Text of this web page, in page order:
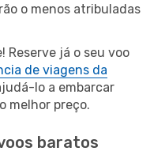
o menos atribuladas
Reserve já o seu voo
de viagens da
lo a embarcar
melhor preço.
baratos